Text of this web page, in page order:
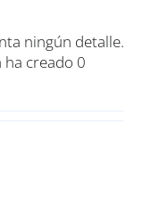
ningún detalle.
creado 0